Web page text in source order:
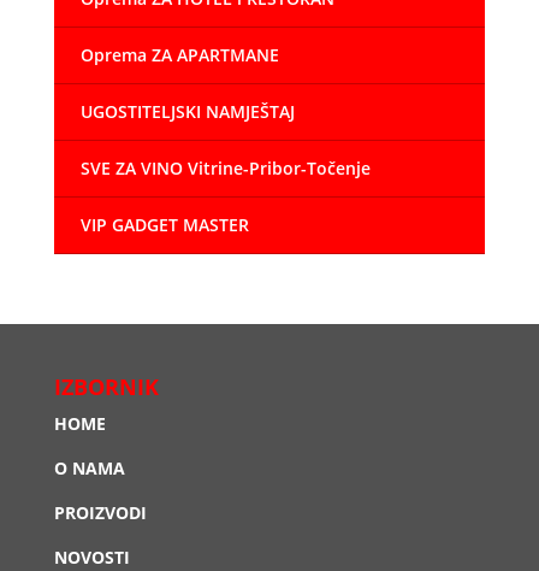
Oprema ZA APARTMANE
UGOSTITELJSKI NAMJEŠTAJ
SVE ZA VINO Vitrine-Pribor-Točenje
VIP GADGET MASTER
IZBORNIK
HOME
O NAMA
PROIZVODI
NOVOSTI